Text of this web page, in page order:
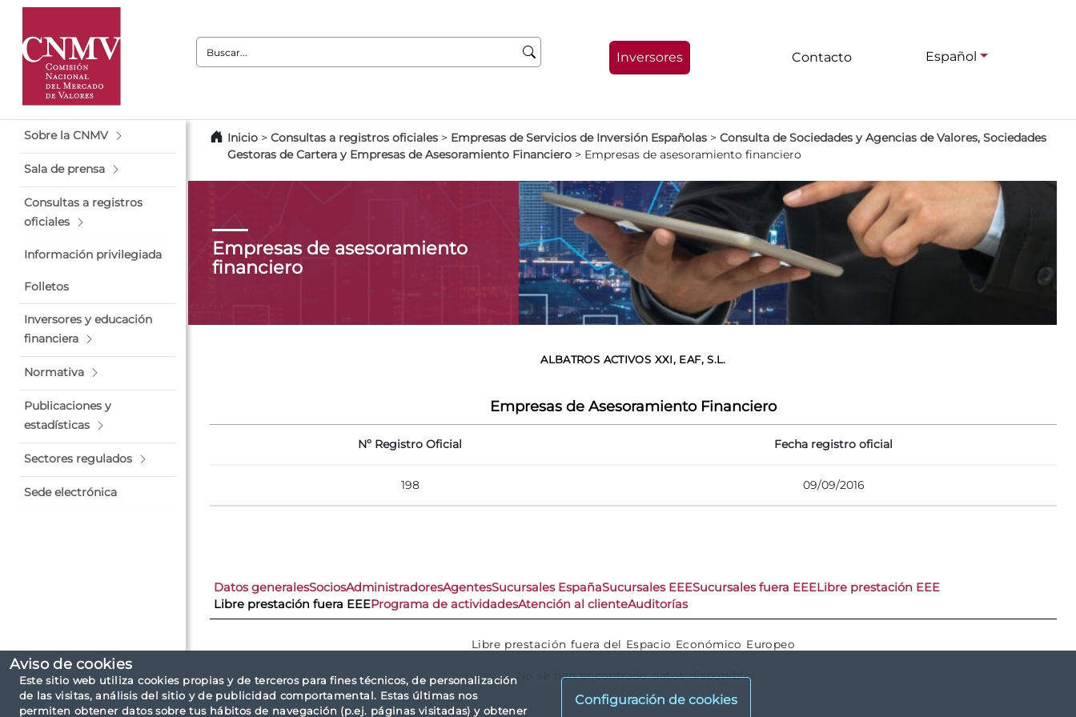
Aviso de cookies
Este sitio web utiliza cookies propias y de terceros para fines técnicos, de personalización
de las visitas, análisis del sitio y de publicidad comportamental. Estas últimas nos
permiten obtener datos sobre tus hábitos de navegación (p.ej. páginas visitadas) y obtener
Configuración de cookies
Buscar:
Inversores Contacto Español
Sobre la CNMV
Sala de prensa
Consultas a registros
oficiales
Información privilegiada
Folletos
Inversores y educación
financiera
Normativa
Publicaciones y
estadísticas
Sectores regulados
Sede electrónica
Inicio > Consultas a registros oficiales > Empresas de Servicios de Inversión Españolas > Consulta de Sociedades y Agencias de Valores, Sociedades
Gestoras de Cartera y Empresas de Asesoramiento Financiero > Empresas de asesoramiento financiero
Empresas de asesoramiento
financiero
ALBATROS ACTIVOS XXI, EAF, S.L.
Empresas de Asesoramiento Financiero
Nº Registro Oficial Fecha registro oficial
198 09/09/2016
Datos generalesSociosAdministradoresAgentesSucursales EspañaSucursales EEESucursales fuera EEELibre prestación EEE
Libre prestación fuera EEEPrograma de actividadesAtención al clienteAuditorías
Libre prestación fuera del Espacio Económico Europeo
No se han encontrado datos disponibles